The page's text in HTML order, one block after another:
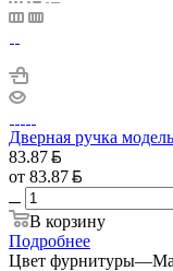
Дверная ручка
83.87
от 83.87
В корзину
Подробнее
Цвет фурнитуры—